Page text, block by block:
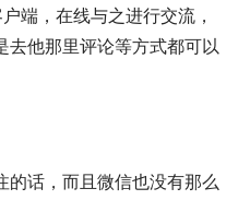
端，在线与之进行交流，
去他那里评论等方式都可以
话，而且微信也没有那么